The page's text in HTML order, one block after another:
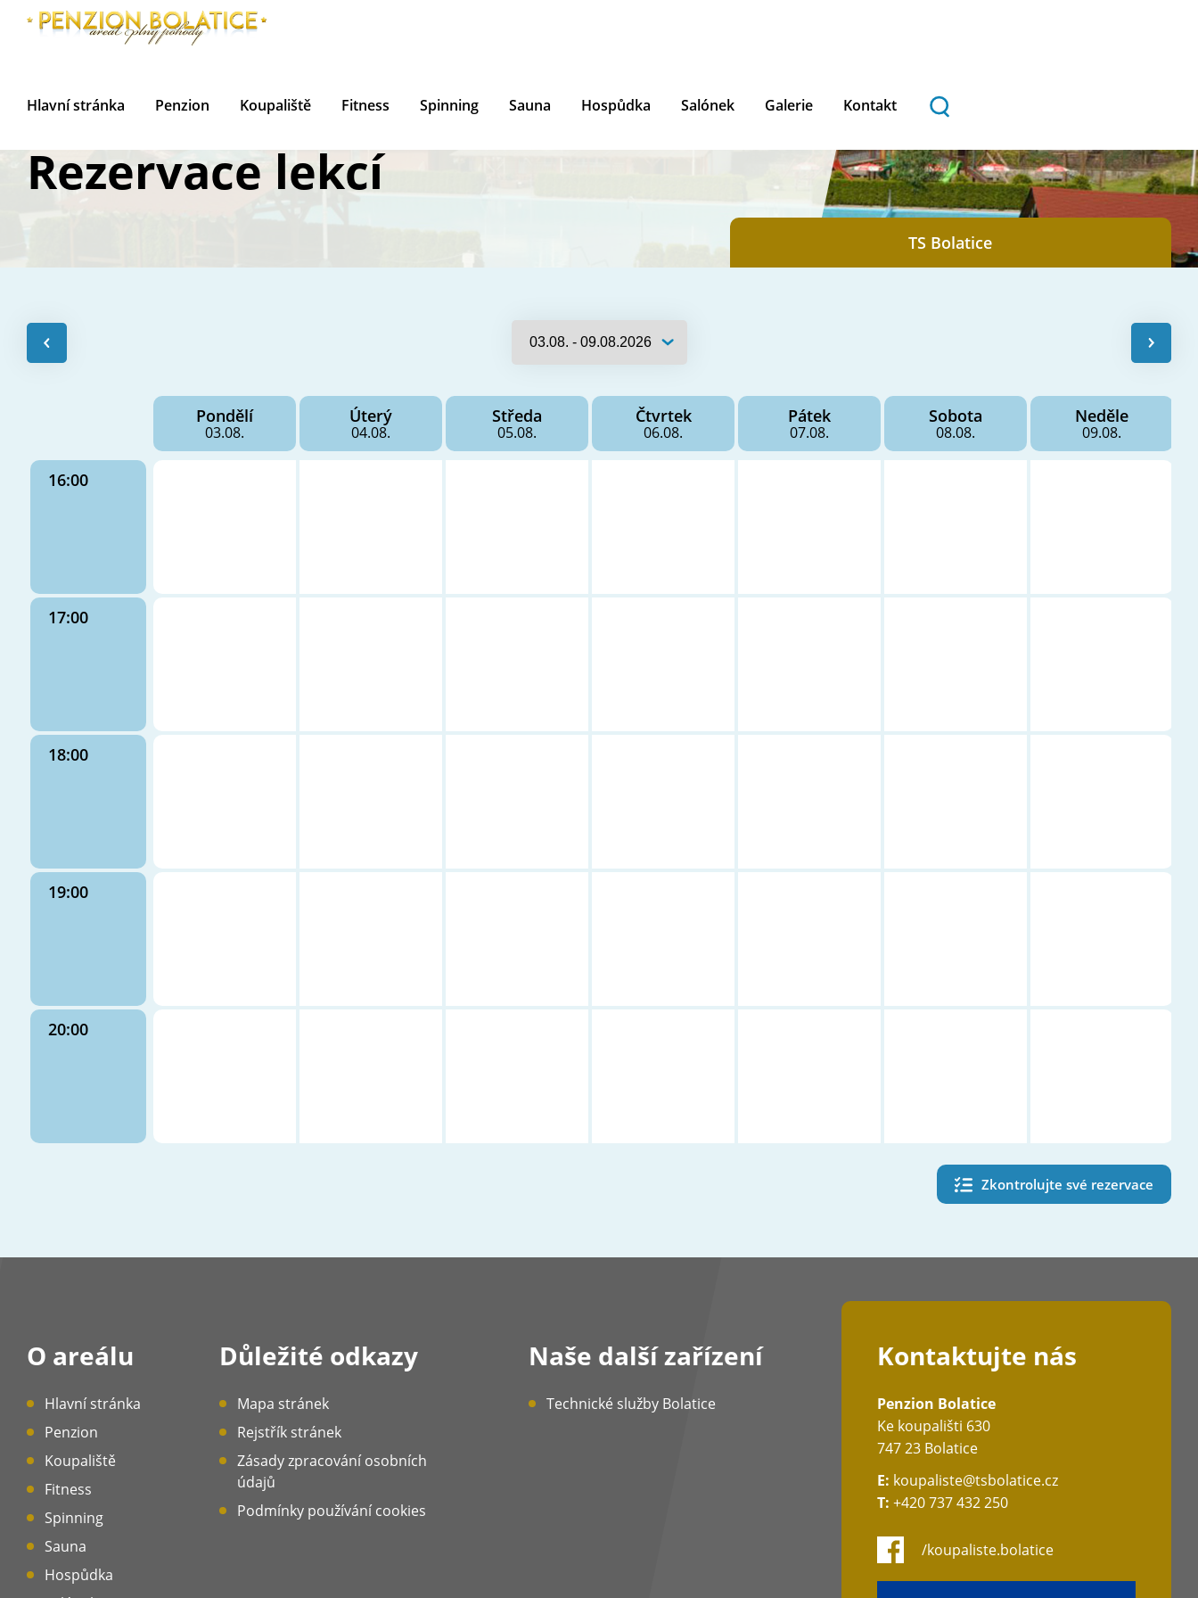
Hlavní stránka Penzion Koupaliště Fitness Spinning Sauna Hospůdka Salónek Galerie Kontakt
Rezervace lekcí
TS Bolatice
Pondělí
03.08.
Úterý
04.08.
Středa
05.08.
Čtvrtek
06.08.
Pátek
07.08.
Sobota
08.08.
Neděle
09.08.
16:00
17:00
18:00
19:00
20:00
Zkontrolujte své rezervace
O areálu
Hlavní stránka
Penzion
Koupaliště
Fitness
Spinning
Sauna
Hospůdka
Důležité odkazy
Mapa stránek
Rejstřík stránek
Zásady zpracování osobních
údajů
Podmínky používání cookies
Naše další zařízení
Technické služby Bolatice
Kontaktujte nás
Penzion Bolatice
Ke koupališti 630
747 23 Bolatice
E: koupaliste@tsbolatice.cz
T: +420 737 432 250
/koupaliste.bolatice